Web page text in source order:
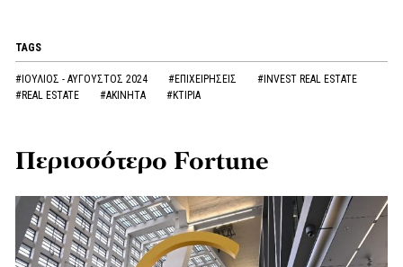
TAGS
#ΙΟΥΛΙΟΣ - ΑΥΓΟΥΣΤΟΣ 2024 #ΕΠΙΧΕΙΡΗΣΕΙΣ
#INVEST REAL ESTATE
#REAL ESTATE
#ΑΚΙΝΗΤΑ #ΚΤΙΡΙΑ
Περισσότερο Fortune